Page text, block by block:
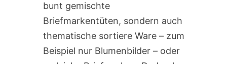
bunt gemischte
Briefmarkentüten, sondern auch
thematische sortiere Ware – zum
Beispiel nur Blumenbilder – oder